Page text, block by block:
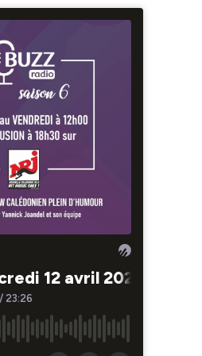
12 avril 2023
/ 23:26